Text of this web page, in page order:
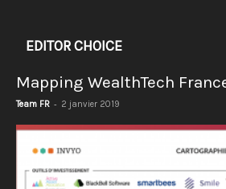
EDITOR CHOICE
Mapping WealthTech
Team FR - 2 janvier 2019